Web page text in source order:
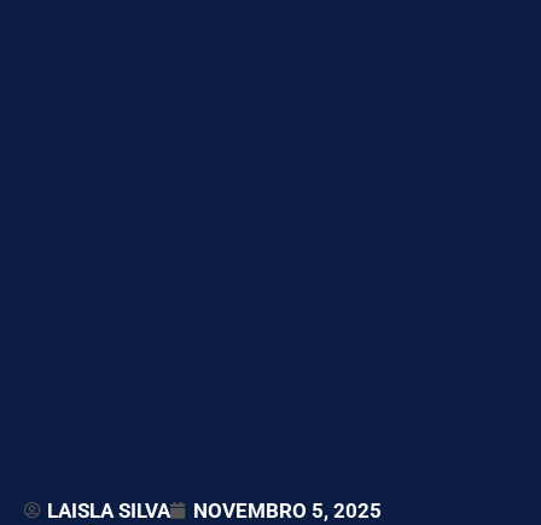
LAISLA SILVA NOVEMBRO 5, 2025